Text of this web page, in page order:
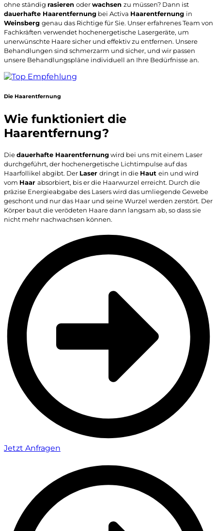
ohne ständig rasieren oderwachsen zu müssen? Dann ist
dauerhafte Haarentfernung bei Activa Haarentfernung in
Weinsberg genau das Richtige für Sie. Unser erfahrenes Team von
Fachkräften verwendet hochenergetische Lasergeräte, um
unerwünschte Haare sicher und effektiv zu entfernen. Unsere
Behandlungen sind schmerzarm und sicher, und wir passen
unsere Behandlungspläne individuell an Ihre Bedürfnisse an.
Die Haarentfernung
Wie funktioniert die
Haarentfernung?
Diedauerhafte Haarentfernungwird bei uns mit einem Laser
durchgeführt, der hochenergetische Lichtimpulse auf das
Haarfollikel abgibt. Der Laser dringt in die Haut ein und wird
vom Haar absorbiert, bis er die Haarwurzel erreicht. Durch die
präzise Energieabgabe des Lasers wird das umliegende Gewebe
geschont und nur das Haar und seine Wurzel werden zerstört. Der
Körper baut die verödeten Haare dann langsam ab, so dass sie
nicht mehr nachwachsen können.
Jetzt Anfragen